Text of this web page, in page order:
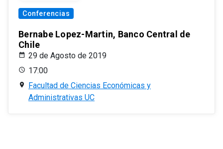
Conferencias
Bernabe Lopez-Martin, Banco Central de
Chile
29 de Agosto de 2019
17:00
Facultad de Ciencias Económicas y
Administrativas UC